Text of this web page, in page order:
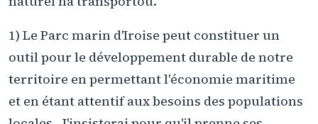
1) Le Parc marin d'Iroise peut constituer un
outil pour le développement durable de notre
territoire en permettant l'économie maritime
et en étant attentif aux besoins des populations